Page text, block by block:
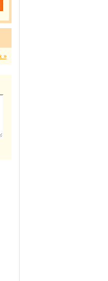
»